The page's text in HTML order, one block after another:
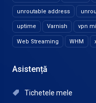
unroutable address
uptime Varnish vpn
Web Streaming WHM
Asistență
Tichetele mele